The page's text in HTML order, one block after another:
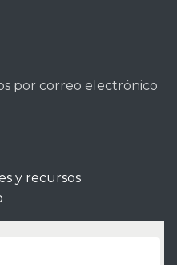
por correo electrónico
y recursos